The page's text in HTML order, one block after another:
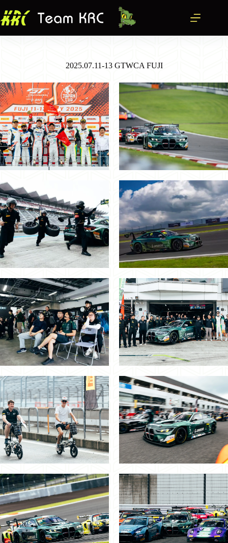
至
2025.07.11-13 GTWCA FUJI